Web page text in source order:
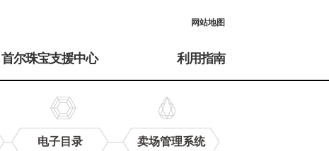
网站地图
首尔珠宝支援中心 利用指南
电子目录 卖场管理系统